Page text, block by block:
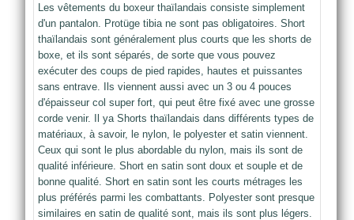
Les vêtements du boxeur thaïlandais consiste simplement
d'un pantalon. Protüge tibia ne sont pas obligatoires. Short
thaïlandais sont généralement plus courts que les shorts de
boxe, et ils sont séparés, de sorte que vous pouvez
exécuter des coups de pied rapides, hautes et puissantes
sans entrave. Ils viennent aussi avec un 3 ou 4 pouces
d'épaisseur col super fort, qui peut être fixé avec une grosse
corde venir. Il ya Shorts thaïlandais dans différents types de
matériaux, à savoir, le nylon, le polyester et satin viennent.
Ceux qui sont le plus abordable du nylon, mais ils sont de
qualité inférieure. Short en satin sont doux et souple et de
bonne qualité. Short en satin sont les courts métrages les
plus préférés parmi les combattants. Polyester sont presque
similaires en satin de qualité sont, mais ils sont plus légers.